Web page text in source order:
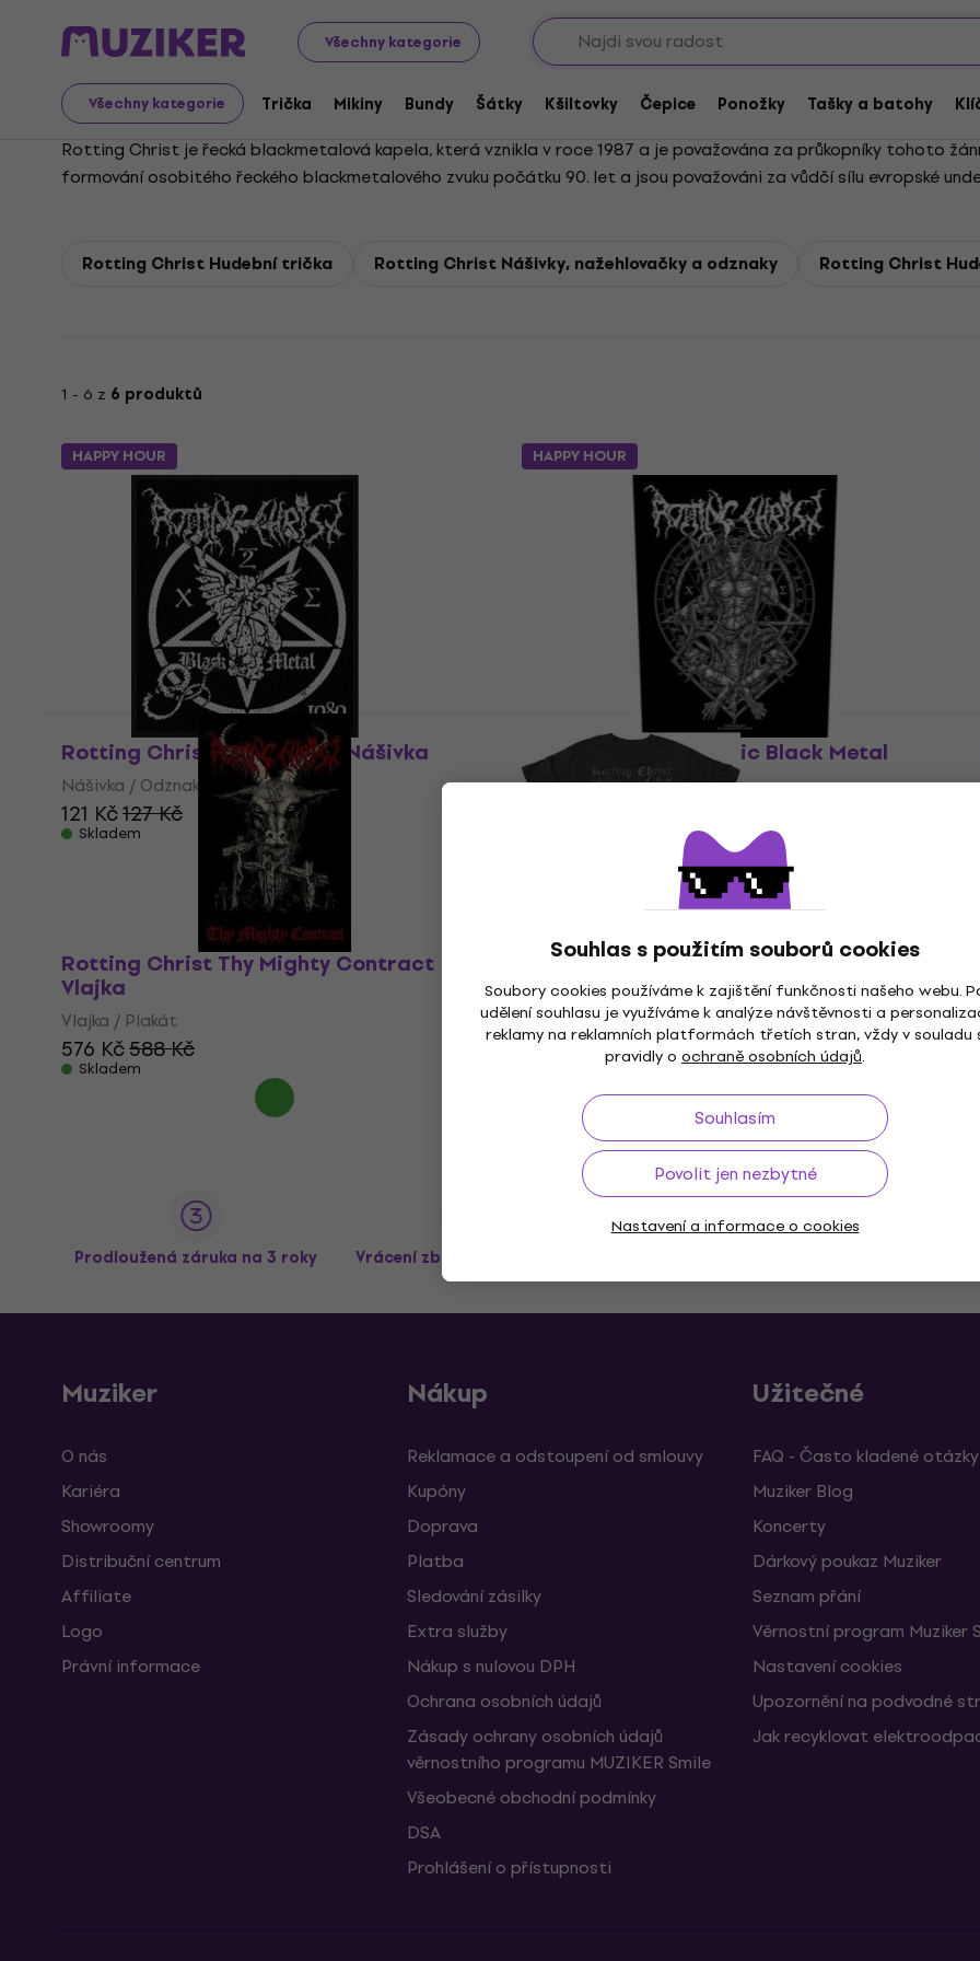
Všechny kategorie
Všechny kategorie Trička Mikiny Bundy Šátky Kšiltovky Čepice Ponožky Tašky a batohy
Souhlas s použitím souborů cookies
Soubory cookies používáme k zajištění funkčnosti našeho webu.
udělení souhlasu je využíváme k analýze návštěvnosti a
reklamy na reklamních platformách třetích stran, vždy v souladu
pravidly o ochraně osobních údajů.
Souhlasím
Povolit jen nezbytné
Nastavení a informace o cookies
Rotting Christ
Rotting Christ je řecká blackmetalová kapela, která vznikla v roce 1987 a je považována za průkopníky tohoto
formování osobitého řeckého blackmetalového zvuku počátku 90. let a jsou považováni za vůdčí sílu evropské
Rotting Christ Hudební trička Rotting Christ Nášivky, nažehlovačky a odznaky Rotting Christ
1 - 6 z 6 produktů
HAPPY HOUR
Rotting Christ Black Metal Nášivka
Nášivka / Odznak
121 Kč127 Kč
Skladem
HAPPY HOUR
Rotting Christ Hellenic Black Metal
Nášivka
Rotting Christ Thy Mighty Contract
Vlajka
Vlajka / Plakát
576 Kč588 Kč
Skladem
Rotting Christ Ritual
Tričko
5/5
534 Kč
Není skladem
Prodloužená záruka na 3 roky Vrácení zboží až do 30 dnů
Muziker
O nás
Kariéra
Showroomy
Distribuční centrum
Affiliate
Logo
Právní informace
Nákup
Reklamace a odstoupení od smlouvy
Kupóny
Doprava
Platba
Sledování zásilky
Extra služby
Nákup s nulovou DPH
Ochrana osobních údajů
Zásady ochrany osobních údajů
věrnostního programu MUZIKER Smile
Všeobecné obchodní podmínky
DSA
Prohlášení o přístupnosti
Užitečné
FAQ - Často kladené otázky
Muziker Blog
Koncerty
Dárkový poukaz Muziker
Seznam přání
Věrnostní program Muziker
Nastavení cookies
Upozornění na podvodné
Jak recyklovat